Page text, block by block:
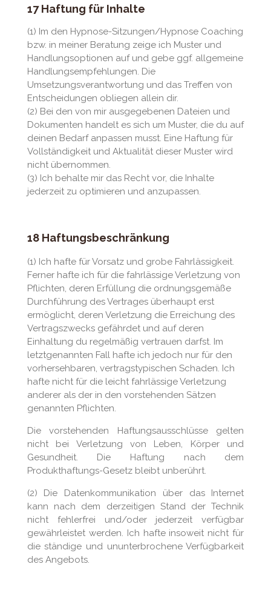
17 Haftung für Inhalte
(1) Im den Hypnose-Sitzungen/Hypnose Coaching
bzw. in meiner Beratung zeige ich Muster und
Handlungsoptionen auf und gebe ggf. allgemeine
Handlungsempfehlungen. Die
Umsetzungsverantwortung und das Treffen von
Entscheidungen obliegen allein dir.
(2) Bei den von mir ausgegebenen Dateien und
Dokumenten handelt es sich um Muster, die du auf
deinen Bedarf anpassen musst. Eine Haftung für
Vollständigkeit und Aktualität dieser Muster wird
nicht übernommen.
(3) Ich behalte mir das Recht vor, die Inhalte
jederzeit zu optimieren und anzupassen.
18 Haftungsbeschränkung
(1) Ich hafte für Vorsatz und grobe Fahrlässigkeit.
Ferner hafte ich für die fahrlässige Verletzung von
Pflichten, deren Erfüllung die ordnungsgemäße
Durchführung des Vertrages überhaupt erst
ermöglicht, deren Verletzung die Erreichung des
Vertragszwecks gefährdet und auf deren
Einhaltung du regelmäßig vertrauen darfst. Im
letztgenannten Fall hafte ich jedoch nur für den
vorhersehbaren, vertragstypischen Schaden. Ich
hafte nicht für die leicht fahrlässige Verletzung
anderer als der in den vorstehenden Sätzen
genannten Pflichten.
Die vorstehenden Haftungsausschlüsse gelten
nicht bei Verletzung von Leben, Körper und
Gesundheit. Die Haftung nach dem
Produkthaftungs-Gesetz bleibt unberührt.
(2) Die Datenkommunikation über das Internet
kann nach dem derzeitigen Stand der Technik
nicht fehlerfrei und/oder jederzeit verfügbar
gewährleistet werden. Ich hafte insoweit nicht für
die ständige und ununterbrochene Verfügbarkeit
des Angebots.